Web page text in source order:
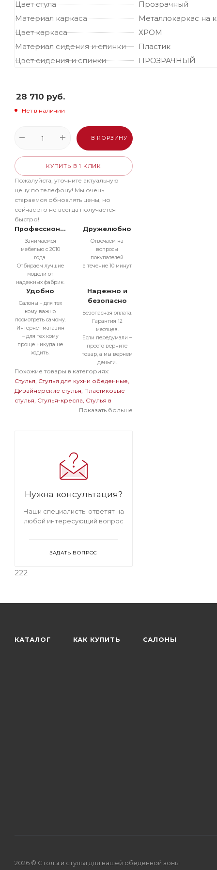
Цвет стула
Прозрачный
Материал каркаса
Металлокаркас на
Цвет каркаса
ХРОМ
Материал сидения и спинки
Пластик
Цвет сидения и спинки
ПРОЗРАЧНЫЙ
28 710 руб.
Нет в наличии
В КОРЗИНУ
КУПИТЬ В 1 КЛИК
Пожалуйста, уточните актуальную
цену по телефону! Мы очень
стараемся обновлять цены, но
сейчас это не всегда получается
быстро!
Профессионально
Занимаемся
мебелью с 2010
года.
Отбираем лучшие
модели от
надежных фабрик.
Дружелюбно
Отвечаем на
вопросы
покупателей
в течение 10 минут
Удобно
Салоны – для тех
кому важно
посмотреть самому.
Интернет магазин
– для тех кому
проще никуда не
ходить.
Надежно и
безопасно
Безопасная оплата.
Гарантия 12
месяцев.
Если передумали –
просто верните
товар, а мы вернем
деньги.
Похожие товары в категориях:
Стулья Стулья для кухни обеденные
Дизайнерские стулья Пластиковые
стулья Стулья-кресла Стулья в
Прозрачные
Показать больше
Нужна консультация?
Наши специалисты ответят на
любой интересующий вопрос
ЗАДАТЬ ВОПРОС
222
КАТАЛОГ КАК КУПИТЬ САЛОНЫ
2026 © Столы и стулья для вашей обеденной зоны